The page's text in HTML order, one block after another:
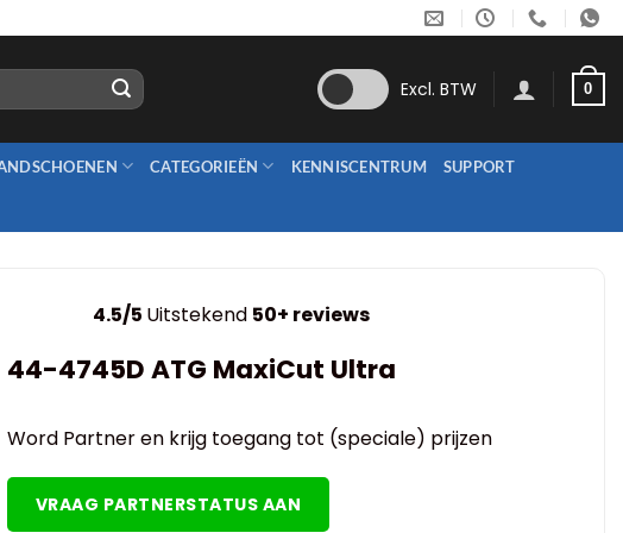
Excl. BTW 0
CATEGORIEËN KENNISCENTRUM SUPPORT
4.5/5 Uitstekend 50+ reviews
44-4745D ATG MaxiCut Ultra
Word Partner en krijg toegang tot (speciale) prijzen
VRAAG PARTNERSTATUS AAN